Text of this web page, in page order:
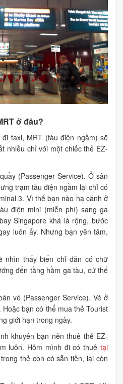
ở đâu?
taxi, MRT (tàu điện ngầm) sẽ
nhiều chỉ với một chiếc thẻ EZ-
(Passenger Service). Ở sân
trạm tàu điện ngầm lại chỉ có
3. Vì thế bạn nào hạ cánh ở
điện mini (miễn phí) sang ga
Singapore khá là rộng, bước
luôn ấy. Nhưng bạn yên tâm,
nhìn thấy biển chỉ dẫn có chữ
đến tầng hầm ga tàu, cứ thế
vé (Passenger Service). Vé ở
bạn có thể mua thẻ Tourist
giới hạn trong ngày.
khuyên bạn nên thuê thẻ EZ-
luôn. Hôm mình đi có thuê tại
thẻ còn có sẵn tiền, lại còn